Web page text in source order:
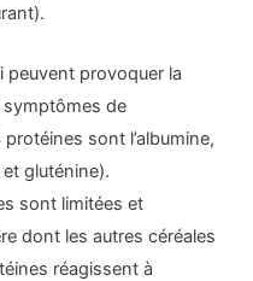
peuvent provoquer la
symptômes de
sont l’albumine,
gluténine).
sont limitées et
dont les autres céréales
réagissent à